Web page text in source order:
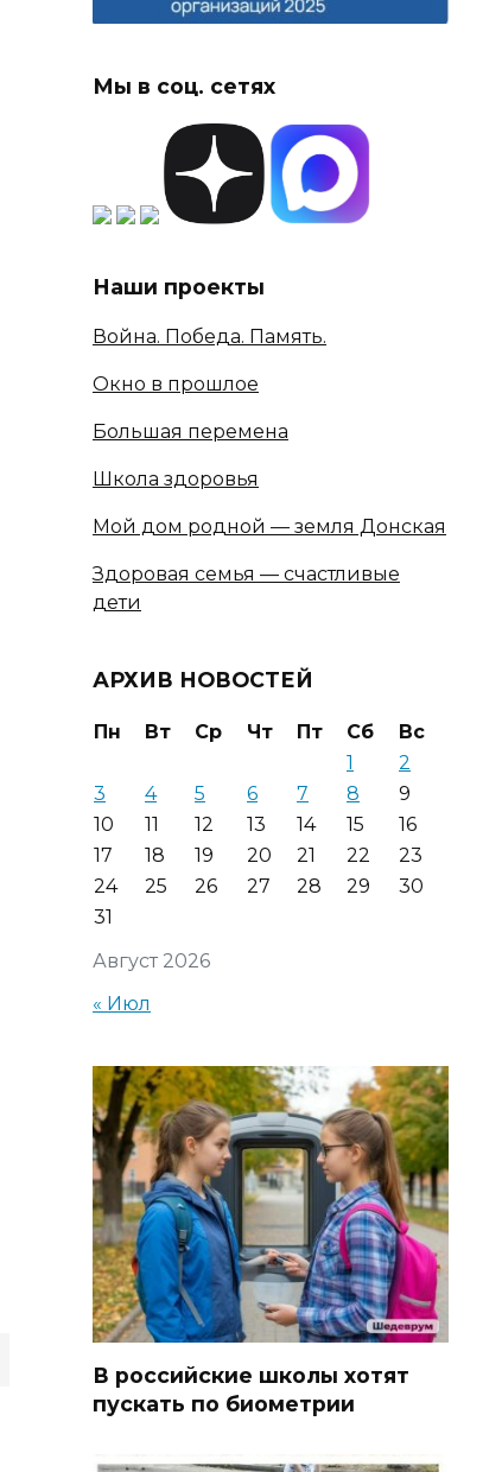
Мы в соц. сетях
Наши проекты
Война. Победа. Память.
Окно в прошлое
Большая перемена
Школа здоровья
Мой дом родной — земля Донская
Здоровая семья — счастливые
дети
АРХИВ НОВОСТЕЙ
Август 2026
Пн Вт Ср Чт Пт Сб
Вс
1
2
3
4 5 6 7 8
9
10
11 12 13 14 15
16
17
18 19 20 21 22
23
24
25 26 27 28 29
30
31
« Июл
В российские школы хотят
пускать по биометрии